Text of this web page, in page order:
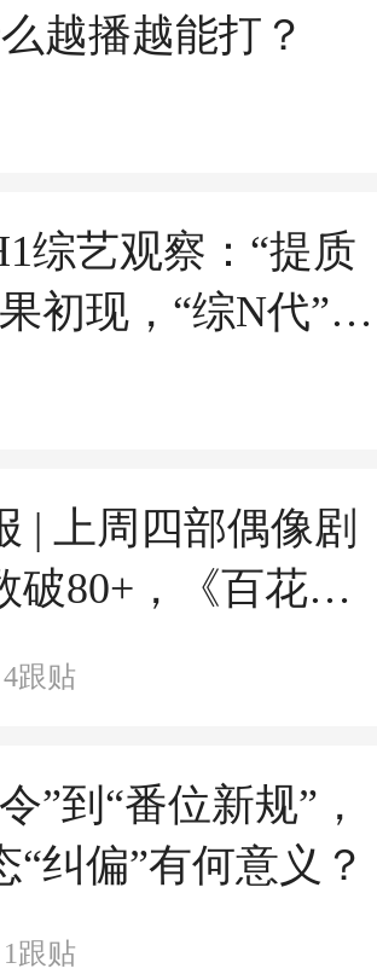
越播越能打？
综艺观察：“提质
初现，“综N代”依
| 上周四部偶像剧
破80+，《百花
最佳
4跟贴
”到“番位新规”，
“纠偏”有何意义？
1跟贴